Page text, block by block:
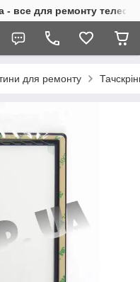
- все для ремонту
для ремонту